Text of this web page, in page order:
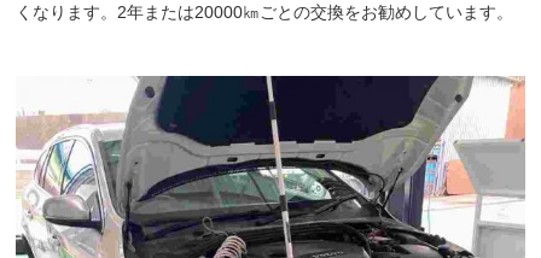
くなります。2年または20000㎞ごとの交換をお勧めしています。